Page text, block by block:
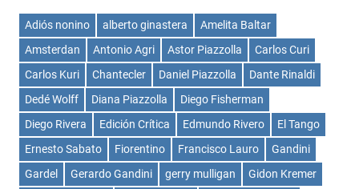
Adiós nonino alberto ginastera
Amelita Baltar
Amsterdan
Antonio Agri Astor Piazzolla
Carlos Curi
Carlos Kuri
Chantecler Daniel Piazzolla
Dante Rinaldi
Dedé Wolff
Diana Piazzolla
Diego Fisherman
Diego Rivera
Edición Crítica Edmundo Rivero
El Tango
Ernesto Sabato
Fiorentino Francisco Lauro
Gandini
Gardel
Gerardo Gandini gerry mulligan
Gidon Kremer